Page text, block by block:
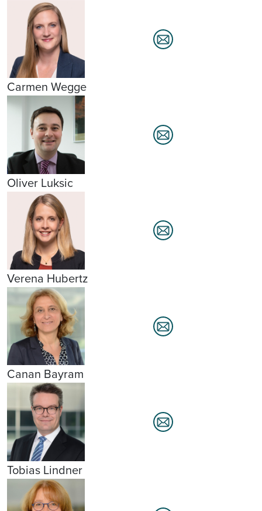
Carmen Wegge
Oliver Luksic
Verena Hubertz
Canan Bayram
Tobias Lindner